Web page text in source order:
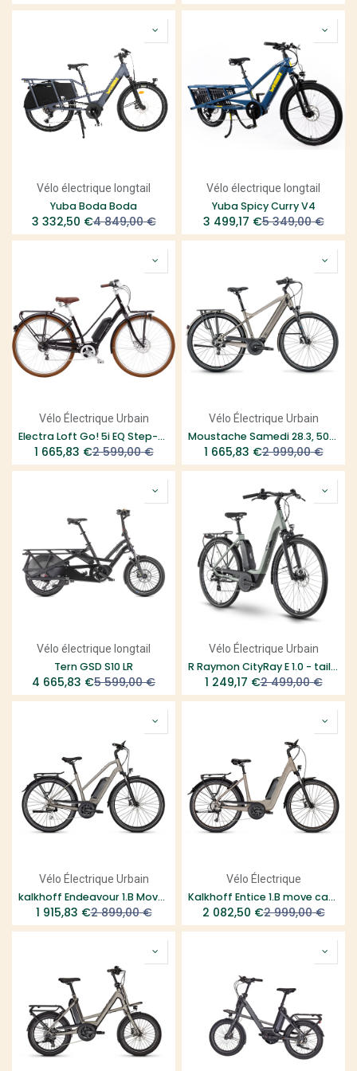
Vélo électrique longtail
Yuba Boda Boda
3 332,50 €4 849,00€
Vélo électrique longtail
Yuba Spicy Curry V4
3 499,17 €5 349,00€
Vélo Électrique Urbain
Electra Loft Go! 5i EQ Step-Thru
1 665,83 €2 599,00€
Vélo Électrique Urbain
Moustache Samedi 28.3, 500Wh - taille M
1 665,83 €2 999,00€
Vélo électrique longtail
Tern GSD S10 LR
4 665,83 €5 599,00€
Vélo Électrique Urbain
R Raymon CityRay E 1.0 - taille S/28"
1 249,17 €2 499,00€
Vélo Électrique Urbain
kalkhoff Endeavour 1.B Move Cadre Trapeze - Taille S
1 915,83 €2 899,00€
Vélo Électrique
Kalkhoff Entice 1.B move cadre ouvert Smart - System
2 082,50 €2 999,00€